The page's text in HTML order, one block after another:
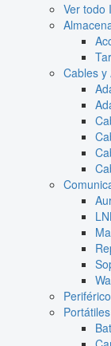
Ver todo
Cables y